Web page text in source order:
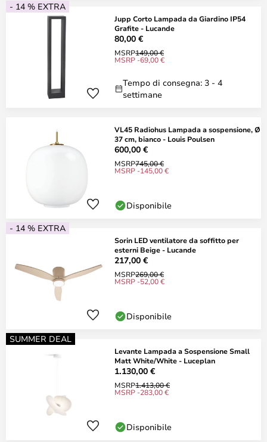
- 14 % EXTRA
Jupp Corto Lampada da Giardino IP54
Grafite - Lucande
80,00 €
MSRP149,00 €
MSRP -69,00 €
Tempo di consegna: 3 - 4
settimane
VL45 Radiohus Lampada a sospensione, Ø
37 cm, bianco - Louis Poulsen
600,00 €
MSRP745,00 €
MSRP -145,00 €
Disponibile
- 14 % EXTRA
Sorin LED ventilatore da soffitto per
esterni Beige - Lucande
217,00 €
MSRP269,00 €
MSRP -52,00 €
Disponibile
SUMMER DEAL
Levante Lampada a Sospensione Small
Matt White/White - Luceplan
1.130,00 €
MSRP1.413,00 €
MSRP -283,00 €
Disponibile